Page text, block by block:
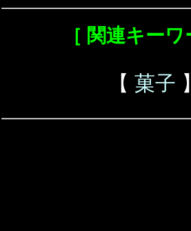
［ 関連キーワ
【 菓子 】